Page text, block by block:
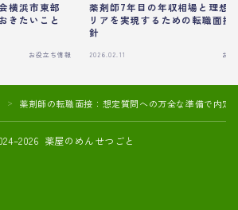
横浜市東部
きたいこと
お役立ち情報
薬剤師7年目の年収相場と理想
リアを実現するための転職面接
針
2026.02.11 お
＞ 薬剤師の転職面接：想定質問への万全な準備で内定
薬屋のめんせつごと